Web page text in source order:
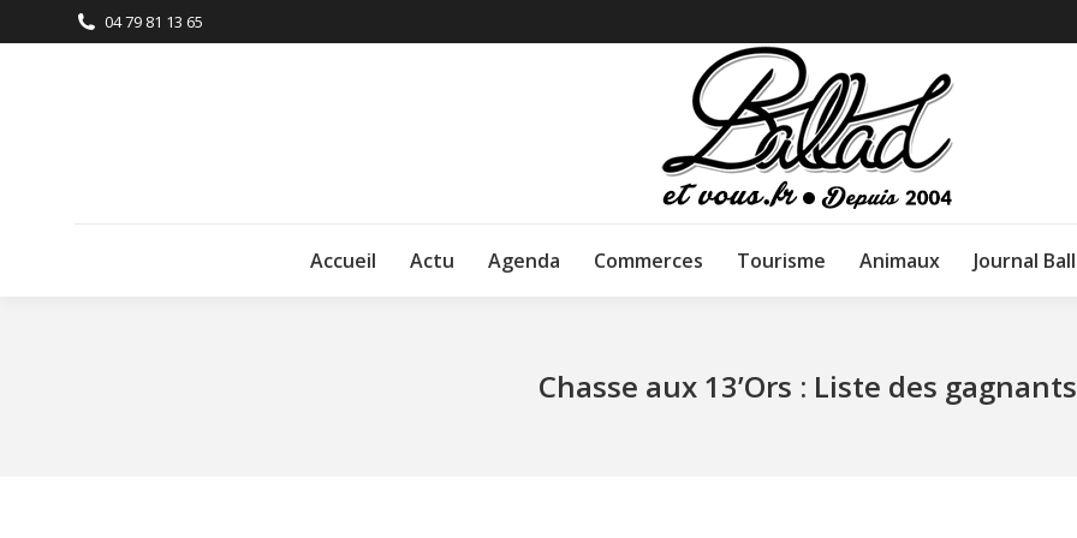
04 79 81 13 65
Accueil Actu Agenda Commerces Tourisme Animaux Journal
Chasse aux 13’Ors : Liste des gagnants